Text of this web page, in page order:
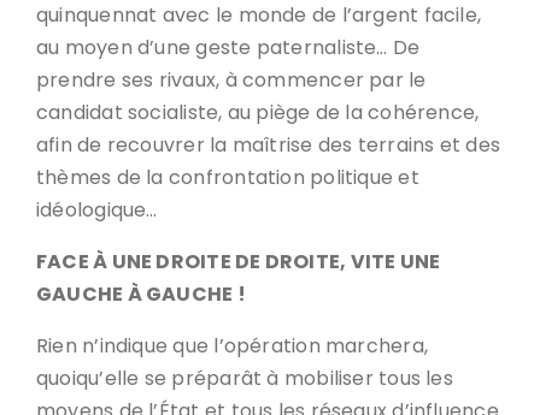
quinquennat avec le monde de l’argent facile,
au moyen d’une geste paternaliste… De
prendre ses rivaux, à commencer par le
candidat socialiste, au piège de la cohérence,
afin de recouvrer la maîtrise des terrains et des
thèmes de la confrontation politique et
idéologique…
FACE À UNE DROITE DE DROITE, VITE UNE
GAUCHE À GAUCHE !
Rien n’indique que l’opération marchera,
quoiqu’elle se préparât à mobiliser tous les